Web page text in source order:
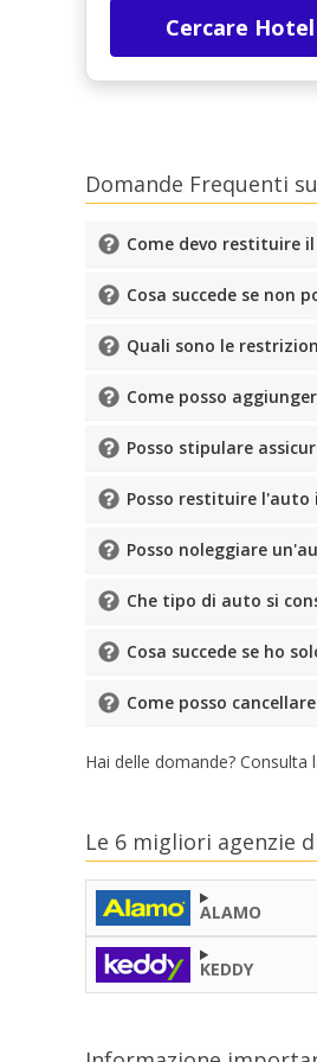
Cercare Hotel
Domande Frequenti
Come devo restituire
Cosa succede se non
Quali sono le
Come posso
Posso stipulare
Posso restituire l'auto
Posso noleggiare
Che tipo di auto si
Cosa succede se ho
Come posso
Hai delle domande? Consulta
Le 6 migliori agenzie
ALAMO
KEDDY